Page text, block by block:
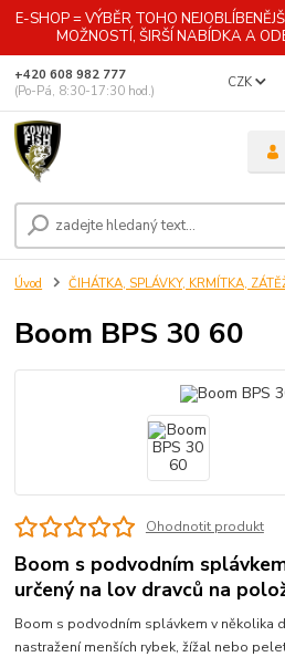
E-SHOP = VÝBĚR TOHO
MOŽNOSTÍ, ŠIRŠÍ NABÍDKA A
CZK
+420 608 982 777
(Po-Pá, 8:30-17:30 hod.)
Úvod ČIHÁTKA, SPLÁVKY, KRMÍTKA,
Boom BPS 30 60
Ohodnotit produkt
Boom s podvodním
určený na lov dravců na
Boom s podvodním splávkem v několika
nastražení menších rybek, žížal nebo